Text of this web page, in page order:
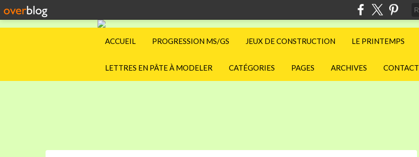
ACCUEIL PROGRESSION MS/GS JEUX DE CONSTRUCTION LE PRINTEMPS
LETTRES EN PÂTE À MODELER CATÉGORIES PAGES ARCHIVES CONTACT